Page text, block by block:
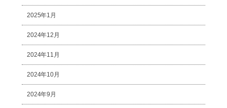
2025年1月
2024年12月
2024年11月
2024年10月
2024年9月